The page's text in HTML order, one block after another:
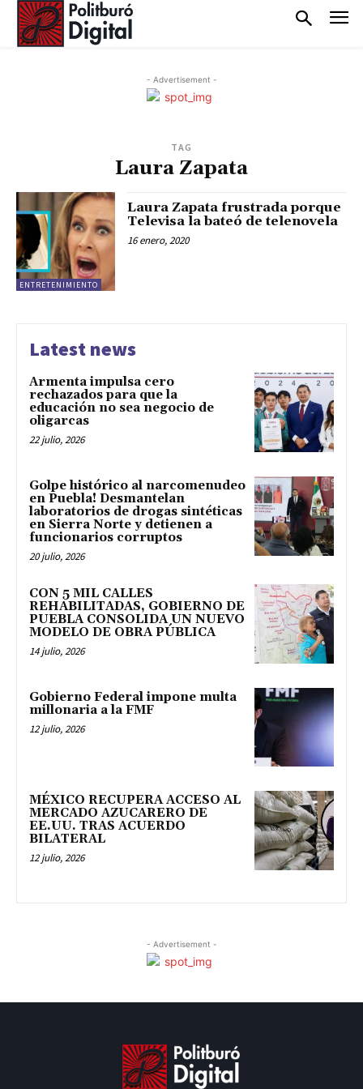
- Advertisement -
TAG
Laura Zapata
ENTRETENIMIENTO
Laura Zapata frustrada porque
Televisa la bateó de telenovela
16 enero, 2020
Latest news
Armenta impulsa cero
rechazados para que la
educación no sea negocio de
oligarcas
22 julio, 2026
Golpe histórico al narcomenudeo
en Puebla! Desmantelan
laboratorios de drogas sintéticas
en Sierra Norte y detienen a
funcionarios corruptos
20 julio, 2026
CON 5 MIL CALLES
REHABILITADAS, GOBIERNO DE
PUEBLA CONSOLIDA UN NUEVO
MODELO DE OBRA PÚBLICA
14 julio, 2026
Gobierno Federal impone multa
millonaria a la FMF
12 julio, 2026
MÉXICO RECUPERA ACCESO AL
MERCADO AZUCARERO DE
EE.UU. TRAS ACUERDO
BILATERAL
12 julio, 2026
- Advertisement -